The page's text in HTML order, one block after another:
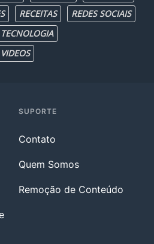
RECEITAS
REDES SOCIAIS
TECNOLOGIA
VIDEOS
SUPORTE
Contato
Quem Somos
Remoção de Conteúdo